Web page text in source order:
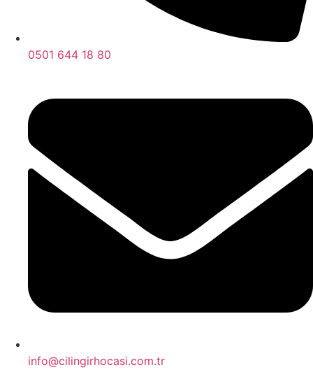
0501 644 18 80
info@cilingirhocasi.com.tr